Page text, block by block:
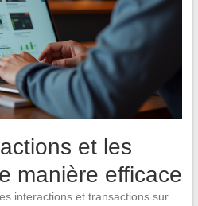
et les
manière efficace
interactions et transactions sur